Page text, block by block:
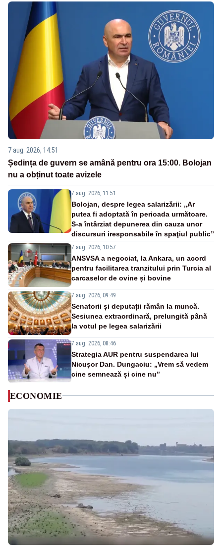
7 aug. 2026, 14:51
Ședința de guvern se amână pentru ora 15:00. Bolojan
nu a obținut toate avizele
7 aug. 2026, 11:51
Bolojan, despre legea salarizării: „Ar
putea fi adoptată în perioada următoare.
S-a întârziat depunerea din cauza unor
discursuri iresponsabile în spaţiul public”
7 aug. 2026, 10:57
ANSVSA a negociat, la Ankara, un acord
pentru facilitarea tranzitului prin Turcia al
carcaselor de ovine și bovine
7 aug. 2026, 09:49
Senatorii și deputații rămân la muncă.
Sesiunea extraordinară, prelungită până
la votul pe legea salarizării
7 aug. 2026, 08:46
Strategia AUR pentru suspendarea lui
Nicușor Dan. Dungaciu: „Vrem să vedem
cine semnează și cine nu”
ECONOMIE